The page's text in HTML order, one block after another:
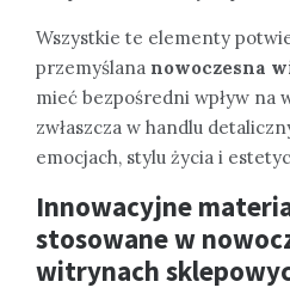
Wszystkie te elementy
przemyślana nowoczesna
mieć bezpośredni wpływ na
zwłaszcza w handlu
emocjach, stylu życia i
Innowacyjne
stosowane w
witrynach